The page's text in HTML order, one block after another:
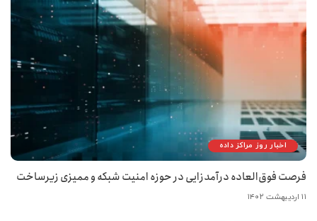
اخبار روز مراکز داده
فرصت فوق‌العاده درآمدزایی در حوزه امنیت شبکه و ممیزی زیرساخت
۱۱ اردیبهشت ۱۴۰۲